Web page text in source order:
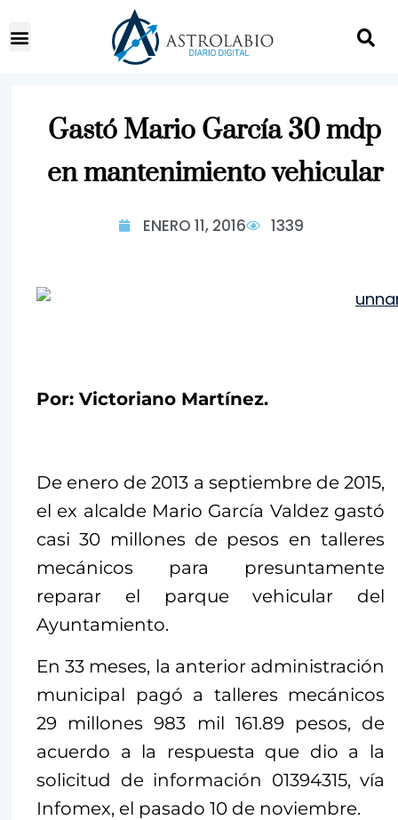
Gastó Mario García 30 mdp
en mantenimiento vehicular
ENERO 11, 2016 1339
Por: Victoriano Martínez.
De enero de 2013 a septiembre de 2015,
el ex alcalde Mario García Valdez gastó
casi 30 millones de pesos en talleres
mecánicos para presuntamente
reparar el parque vehicular del
Ayuntamiento.
En 33 meses, la anterior administración
municipal pagó a talleres mecánicos
29 millones 983 mil 161.89 pesos, de
acuerdo a la respuesta que dio a la
solicitud de información 01394315, vía
Infomex, el pasado 10 de noviembre.